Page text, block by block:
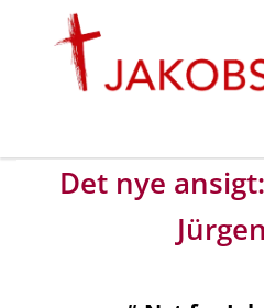
Det nye